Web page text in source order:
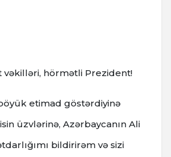
hörmətli Prezident!
etimad göstərdiyinə
üzvlərinə, Azərbaycanın Ali
bildirirəm və sizi